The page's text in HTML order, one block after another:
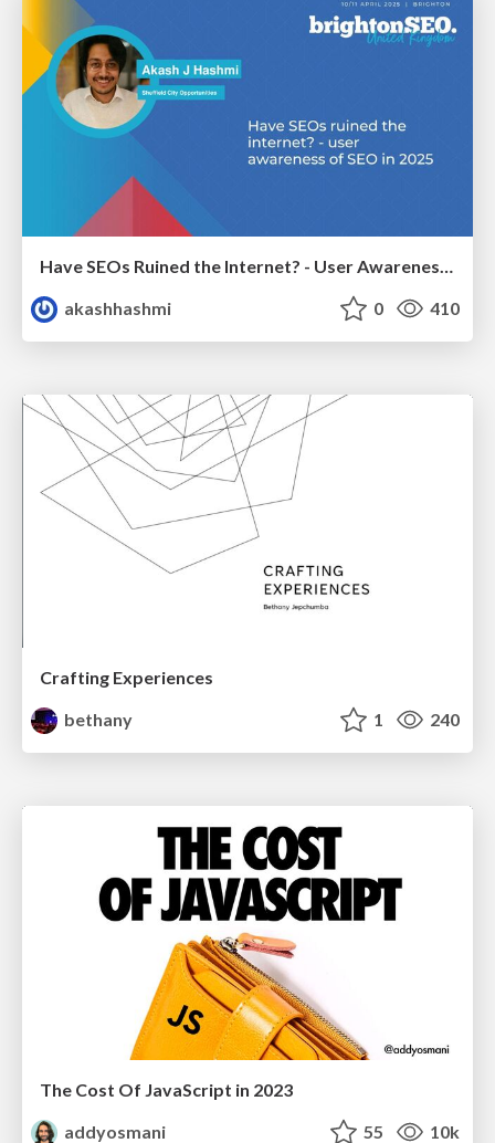
Have SEOs Ruined the Internet? - User Awareness of SEO in 2025
akashhashmi
0 410
Crafting Experiences
bethany
1 240
The Cost Of JavaScript in 2023
addyosmani
55 10k